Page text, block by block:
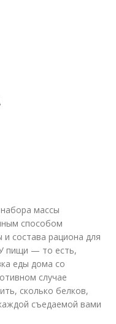
массы
способом
состава рациона для
пищи — то есть,
еды дома со
случае
сколько белков,
съедаемой вами